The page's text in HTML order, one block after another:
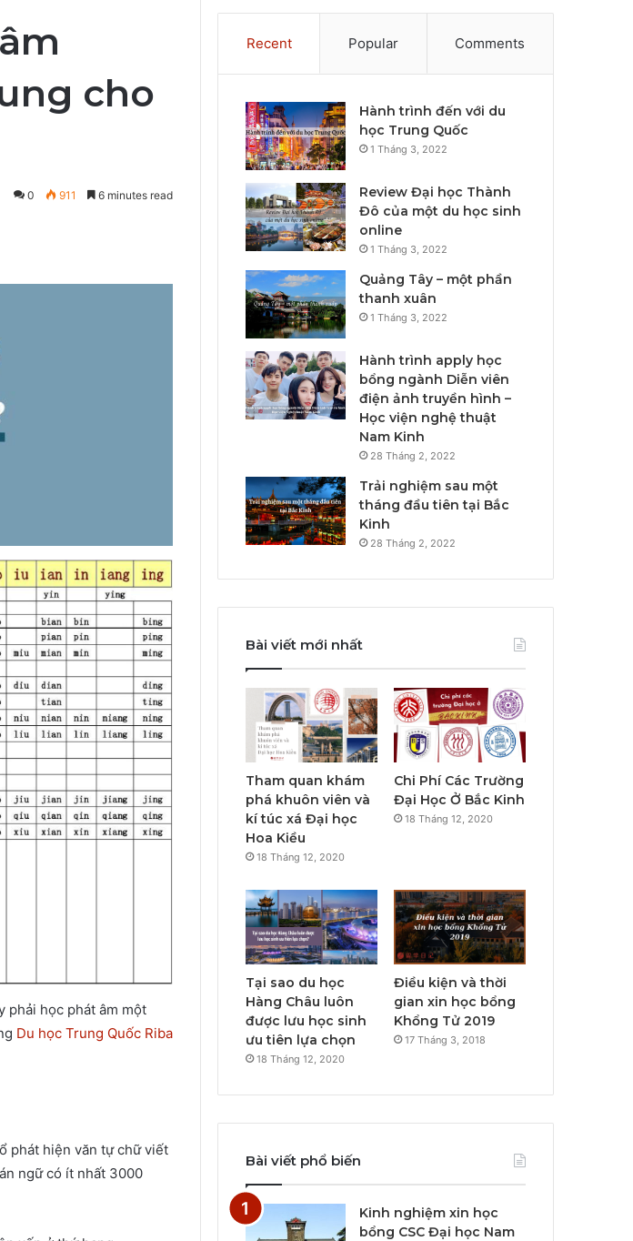
cho
0 911 6 minutes read
phải học phát âm một
Du học Trung Quốc Riba
phát hiện văn tự chữ viết
ngữ có ít nhất 3000
Recent Popular Comments
Hành trình đến với du
học Trung Quốc
1 Tháng 3, 2022
Review Đại học Thành
Đô của một du học sinh
online
1 Tháng 3, 2022
Quảng Tây – một phần
thanh xuân
1 Tháng 3, 2022
Hành trình apply học
bổng ngành Diễn viên
điện ảnh truyền hình –
Học viện nghệ thuật
Nam Kinh
28 Tháng 2, 2022
Trải nghiệm sau một
tháng đầu tiên tại Bắc
Kinh
28 Tháng 2, 2022
Bài viết mới nhất
Tham quan khám
phá khuôn viên và
kí túc xá Đại học
Hoa Kiều
18 Tháng 12, 2020
Chi Phí Các Trường
Đại Học Ở Bắc Kinh
18 Tháng 12, 2020
Tại sao du học
Hàng Châu luôn
được lưu học sinh
ưu tiên lựa chọn
18 Tháng 12, 2020
Điều kiện và thời
gian xin học bổng
Khổng Tử 2019
17 Tháng 3, 2018
Bài viết phổ biến
Kinh nghiệm xin học
bổng CSC Đại học Nam